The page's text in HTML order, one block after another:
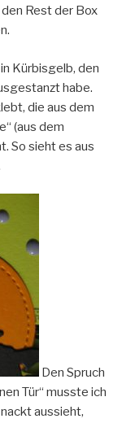
Rest der Box
Kürbisgelb, den
habe.
die aus dem
(aus dem
So sieht es aus
Den Spruch
Tür“ musste ich
aussieht,